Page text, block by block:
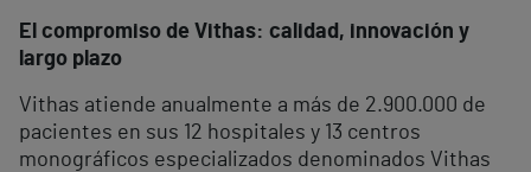
El compromiso de Vithas: calidad, innovación y
largo plazo
Vithas atiende anualmente a más de 2.900.000 de
pacientes en sus 12 hospitales y 13 centros
monográficos especializados denominados Vithas